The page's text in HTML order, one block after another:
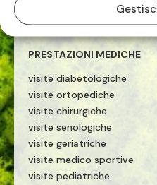
visite pneumologiche
visite reumatologiche
PRESTAZIONI MEDICHE
visite diabetologiche
visite ortopediche
visite chirurgiche
visite senologiche
visite geriatriche
visite medico sportive
visite pediatriche